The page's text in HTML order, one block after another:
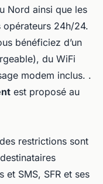
Nord ainsi que les
opérateurs 24h/24.
bénéficiez d’un
du WiFi
modem inclus. .
est proposé au
restrictions sont
SMS, SFR et ses